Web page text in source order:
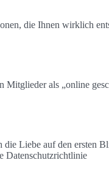
die Ihnen wirklich
als „online
Liebe auf den ersten
Datenschutzrichtlinie